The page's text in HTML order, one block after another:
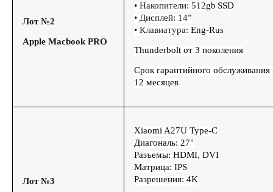
Лот №2
Apple Macbook PRO
• Накопители: 512gb SSD
• Дисплей: 14”
• Клавиатура: Eng-Rus
Thunderbolt от 3 поколения
Срок гарантийного обслуживания
12 месяцев
Лот №3
Xiaomi A27U Type-C
Диагональ: 27"
Разъемы: HDMI, DVI
Матрица: IPS
Разрешения: 4K